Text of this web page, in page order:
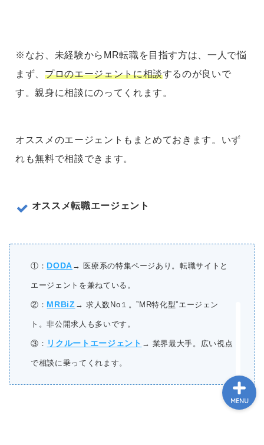
※なお、未経験からMR転職を目指す方は、一人で悩
まず、プロのエージェントに相談するのが良いで
す。親身に相談にのってくれます。
オススメのエージェントもまとめておきます。いず
れも無料で相談できます。
オススメ転職エージェント
①： DODA → 医療系の特集ページあり。転職サイトと
エージェントを兼ねている。
②： MRBiZ → 求人数No１。”MR特化型”エージェン
ト。非公開求人も多いです。
③： リクルートエージェント → 業界最大手。広い視点
で相談に乗ってくれます。
MENU